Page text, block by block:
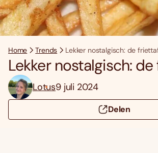
Home Trends Lekker nostalgisch: de
Lekker nostalgisch:
Lotus9 juli 2024
Delen